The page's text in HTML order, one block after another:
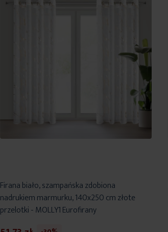
Firana biało, szampańska zdobiona
nadrukiem marmurku, 140x250 cm złote
przelotki - MOLLY1 Eurofirany